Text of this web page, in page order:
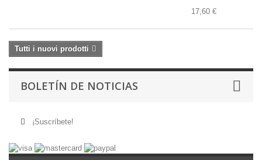
17,60 €
Tutti i nuovi prodotti
BOLETÍN DE NOTICIAS
¡Suscríbete!